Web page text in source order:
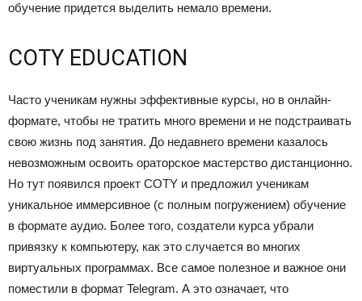
обучение придется выделить немало времени.
COTY EDUCATION
Часто ученикам нужны эффективные курсы, но в онлайн-
формате, чтобы не тратить много времени и не подстраивать
свою жизнь под занятия. До недавнего времени казалось
невозможным освоить ораторское мастерство дистанционно.
Но тут появился проект COTY и предложил ученикам
уникальное иммерсивное (с полным погружением) обучение
в формате аудио. Более того, создатели курса убрали
привязку к компьютеру, как это случается во многих
виртуальных программах. Все самое полезное и важное они
поместили в формат Telegram. А это означает, что